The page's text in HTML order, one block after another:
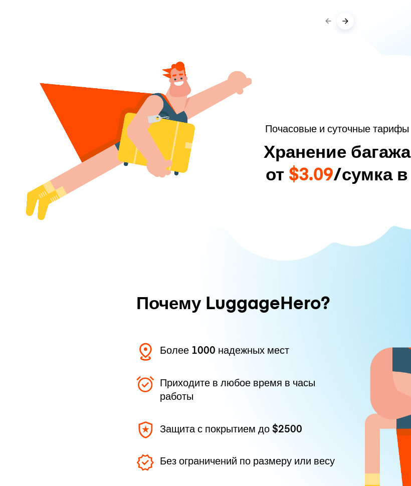
Почасовые и суточные тарифы
Хранение багажа
от $3.09/сумка в
Почему LuggageHero?
Более 1000 надежных мест
Приходите в любое время в часы
работы
Защита с покрытием до$2500
Без ограничений по размеру или весу